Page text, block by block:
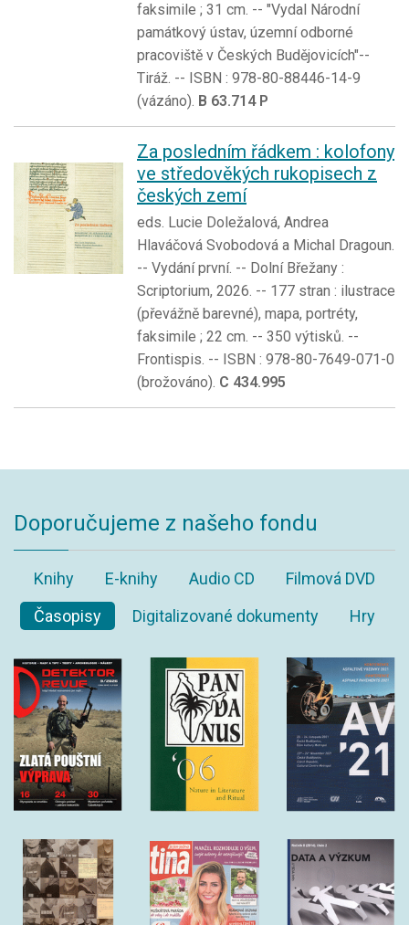
faksimile ; 31 cm. -- "Vydal Národní
památkový ústav, územní odborné
pracoviště v Českých Budějovicích"--
Tiráž. -- ISBN : 978-80-88446-14-9
(vázáno). B 63.714 P
Za posledním řádkem : kolofony
ve středověkých rukopisech z
českých zemí
eds. Lucie Doležalová, Andrea
Hlaváčová Svobodová a Michal Dragoun.
-- Vydání první. -- Dolní Břežany :
Scriptorium, 2026. -- 177 stran : ilustrace
(převážně barevné), mapa, portréty,
faksimile ; 22 cm. -- 350 výtisků. --
Frontispis. -- ISBN : 978-80-7649-071-0
(brožováno). C 434.995
Doporučujeme z našeho fondu
Knihy E-knihy Audio CD
Filmová DVD
Časopisy
Digitalizované dokumenty Hry